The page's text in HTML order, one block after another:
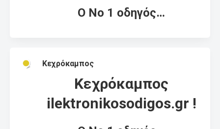
Ο Νο 1 οδηγός…
Κεχρόκαμπος
Κεχρόκαμπος
ilektronikosodigos.gr !